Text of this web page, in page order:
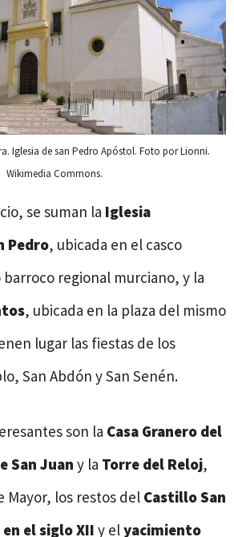
Iglesia de san Pedro Apóstol. Foto por Lionni.
Wikimedia Commons.
se suman la Iglesia
Pedro, ubicada en el casco
regional murciano, y la
, ubicada en la plaza del mismo
lugar las fiestas de los
San Abdón y San Senén.
son la Casa Granero del
San Juan y la Torre del Reloj,
Mayor, los restos del Castillo San
el siglo XII y elyacimiento